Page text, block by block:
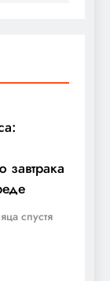
завтрака
спустя